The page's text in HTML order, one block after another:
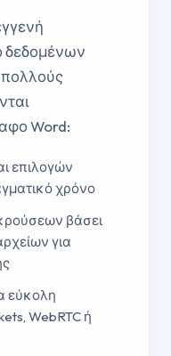
δεδομένων
πολλούς
Word:
επιλογών
χρόνο
βάσει
για
εύκολη
WebRTC ή